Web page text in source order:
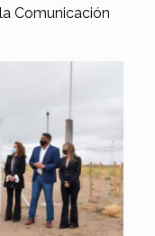
Comunicación